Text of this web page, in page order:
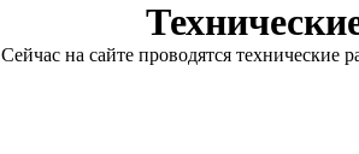
Сейчас на сайте проводятся технические